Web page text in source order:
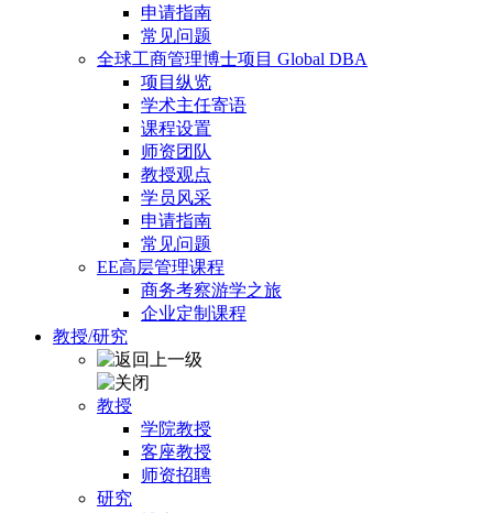
申请指南
常见问题
全球工商管理博士项目 Global DBA
项目纵览
学术主任寄语
课程设置
师资团队
教授观点
学员风采
申请指南
常见问题
EE高层管理课程
商务考察游学之旅
企业定制课程
教授/研究
教授
学院教授
客座教授
师资招聘
研究